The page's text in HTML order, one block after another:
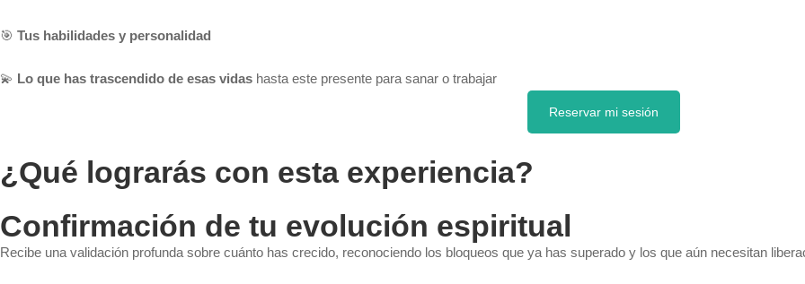
🎯 Tus habilidades y personalidad
💫 Lo que has trascendido de esas vidas hasta este presente para sanar o trabajar
Reservar mi sesión
¿Qué lograrás con esta experiencia?
Confirmación de tu evolución espiritual
Recibe una validación profunda sobre cuánto has crecido, reconociendo los bloqueos que ya has superado y los que aún necesitan